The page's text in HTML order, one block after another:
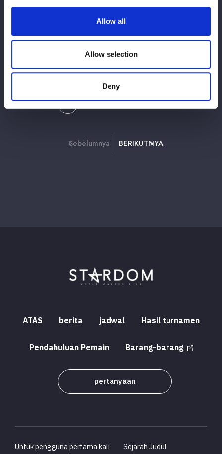
Allow all
Allow selection
Deny
Meeting 2026 in ARIAKE ～撮影会～
1 2 3 ⋯ 7
Sebelumnya BERIKUTNYA
ATAS berita jadwal Hasil turnamen
Pendahuluan Pemain Barang-barang
pertanyaan
Untuk pengguna pertama kali Sejarah Judul